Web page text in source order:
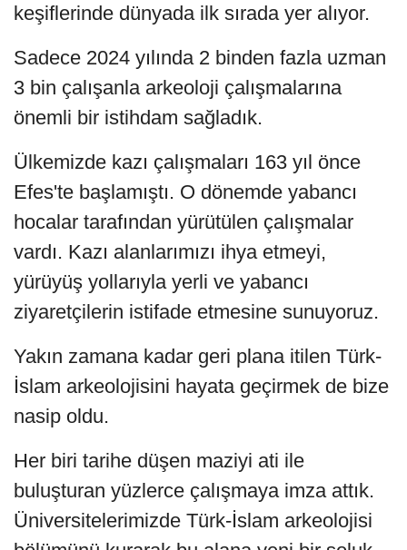
keşiflerinde dünyada ilk sırada yer alıyor.
Sadece 2024 yılında 2 binden fazla uzman
3 bin çalışanla arkeoloji çalışmalarına
önemli bir istihdam sağladık.
Ülkemizde kazı çalışmaları 163 yıl önce
Efes'te başlamıştı. O dönemde yabancı
hocalar tarafından yürütülen çalışmalar
vardı. Kazı alanlarımızı ihya etmeyi,
yürüyüş yollarıyla yerli ve yabancı
ziyaretçilerin istifade etmesine sunuyoruz.
Yakın zamana kadar geri plana itilen Türk-
İslam arkeolojisini hayata geçirmek de bize
nasip oldu.
Her biri tarihe düşen maziyi ati ile
buluşturan yüzlerce çalışmaya imza attık.
Üniversitelerimizde Türk-İslam arkeolojisi